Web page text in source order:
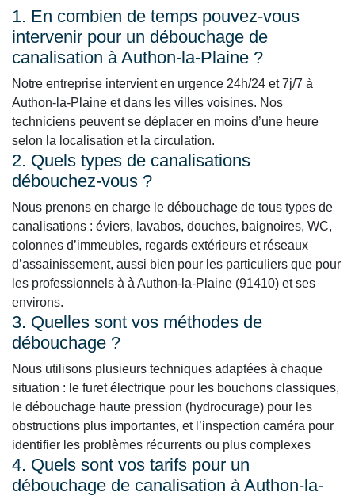
1. En combien de temps pouvez-vous
intervenir pour un débouchage de
canalisation à Authon-la-Plaine ?
Notre entreprise intervient en urgence 24h/24 et 7j/7 à
Authon-la-Plaine et dans les villes voisines. Nos
techniciens peuvent se déplacer en moins d’une heure
selon la localisation et la circulation.
2. Quels types de canalisations
débouchez-vous ?
Nous prenons en charge le débouchage de tous types de
canalisations : éviers, lavabos, douches, baignoires, WC,
colonnes d’immeubles, regards extérieurs et réseaux
d’assainissement, aussi bien pour les particuliers que pour
les professionnels à à Authon-la-Plaine (91410) et ses
environs.
3. Quelles sont vos méthodes de
débouchage ?
Nous utilisons plusieurs techniques adaptées à chaque
situation : le furet électrique pour les bouchons classiques,
le débouchage haute pression (hydrocurage) pour les
obstructions plus importantes, et l’inspection caméra pour
identifier les problèmes récurrents ou plus complexes
4. Quels sont vos tarifs pour un
débouchage de canalisation à Authon-la-